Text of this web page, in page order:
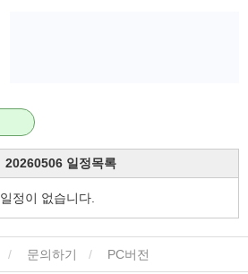
20260506 일정목록
일정이 없습니다.
문의하기 PC버전